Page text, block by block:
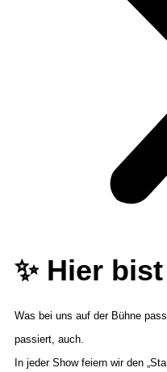
✨ Hier
Was bei uns auf der Bühne
passiert, auch.
In jeder Show feiern wir den